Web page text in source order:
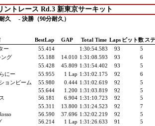
ントレース Rd.3 新東京サーキット
久 - 決勝（90分耐久）
BestLap GAP Total Time Laps ピット数 ス
ー 55.414 1:30:54.583 93
5
ング 55.188 14.010 1:31:08.593 93
6
55.428 45.809 1:31:54.402 93
5
にー 55.955 1 Lap 1:31:02.175 92
6
ョンビーム 55.980 0.444 1:31:02.619 92
5
55.644 1.200 1:31:03.819 92
5
56.181 6.904 1:31:10.723 92
5
55.311 13.800 1:31:24.523 92
7
56.590 37.696 1:32:02.219 92
5
56.214 1 Lap 1:31:26.633 91
5